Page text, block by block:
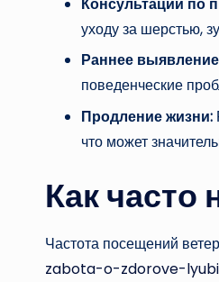
уходу за шерстью,
Раннее
поведенческие
Продление жизни:
что может
Как часто
Частота посещений
zabota-o-zdorove-